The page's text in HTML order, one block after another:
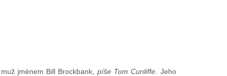
jménem Bill Brockbank, píše Tom Cunliffe . Jeho